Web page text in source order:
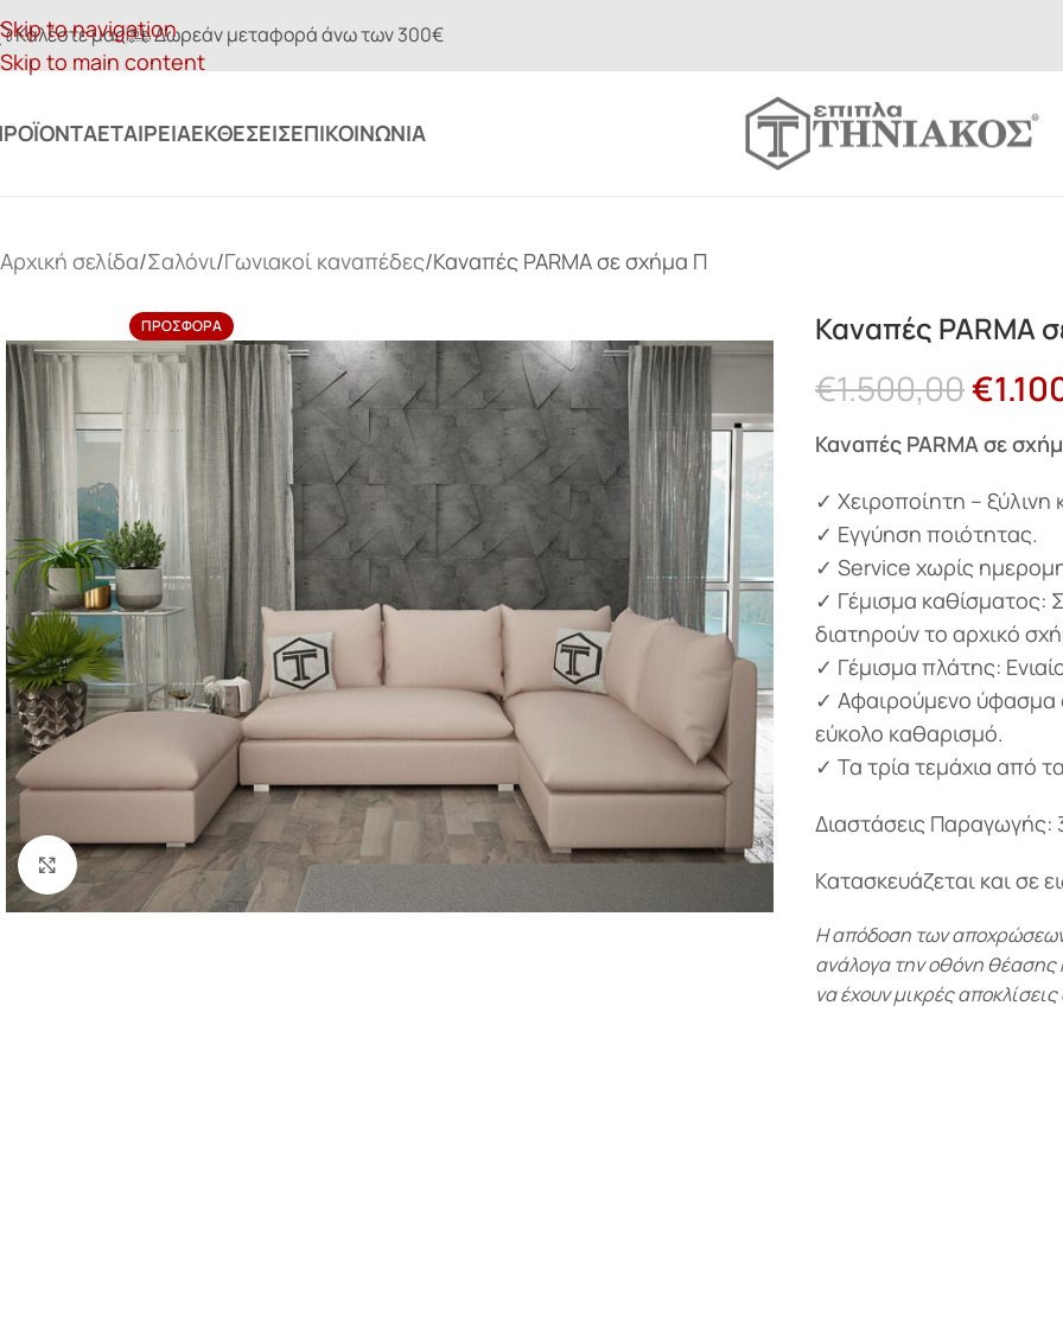
Skip to navigation
Skip to main content
Καλέστε μας Δωρεάν μεταφορά άνω των 300€
ΕΤΑΙΡΕΊΑΕΚΘΈΣΕΙΣΕΠΙΚΟΙΝΩΝΊΑ
Αρχική σελίδα Σαλόνι Γωνιακοί καναπέδες Καναπές PARMA σε σχήμα Π
ΠΡΟΣΦΟΡΆ
Κάντε κλικ για μεγέθυνση
Καναπές PARMA
€1.500,00€
Καναπές PARMA σε
✓ Χειροποίητη – ξύλινη
✓ Εγγύηση ποιότητας.
✓ Service χωρίς
✓ Γέμισμα καθίσματος:
διατηρούν το αρχικό
✓ Γέμισμα πλάτης:
✓ Αφαιρούμενο ύφασμα
εύκολο καθαρισμό.
✓ Τα τρία τεμάχια από
Διαστάσεις Παραγωγής:
Κατασκευάζεται και σε
Η απόδοση των
ανάλογα την οθόνη θέασης
να έχουν μικρές αποκλίσεις